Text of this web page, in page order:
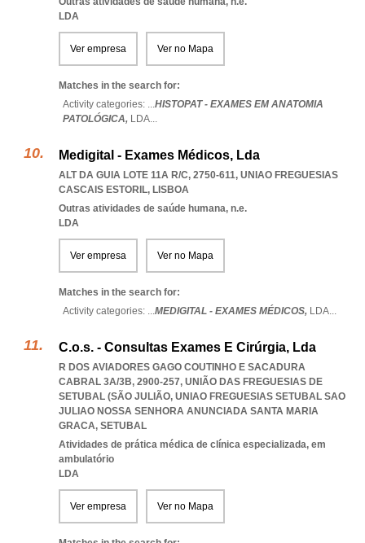
LDA
Ver empresa Ver no Mapa
Matches in the search for:
Activity categories: ...HISTOPAT - EXAMES EM ANATOMIA
PATOLÓGICA, LDA...
Medigital - Exames Médicos, Lda
ALT DA GUIA LOTE 11A R/C, 2750-611, UNIAO FREGUESIAS
CASCAIS ESTORIL, LISBOA
Outras atividades de saúde humana, n.e.
LDA
Ver empresa Ver no Mapa
Matches in the search for:
Activity categories: ...MEDIGITAL - EXAMES MÉDICOS, LDA...
C.o.s. - Consultas Exames E Cirúrgia, Lda
R DOS AVIADORES GAGO COUTINHO E SACADURA
CABRAL 3A/3B, 2900-257, UNIÃO DAS FREGUESIAS DE
SETUBAL (SÃO JULIÃO, UNIAO FREGUESIAS SETUBAL SAO
JULIAO NOSSA SENHORA ANUNCIADA SANTA MARIA
GRACA, SETUBAL
Atividades de prática médica de clínica especializada, em
ambulatório
LDA
Ver empresa Ver no Mapa